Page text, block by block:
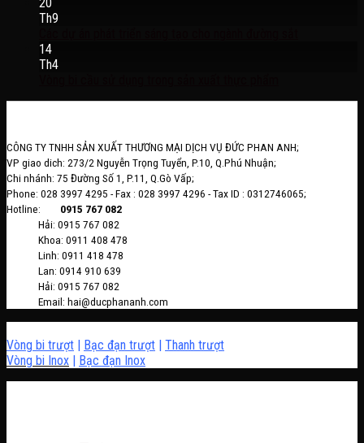
Th9
14
Th4
CÔNG TY TNHH SẢN XUẤT THƯƠNG MẠI DỊCH VỤ ĐỨC PHAN ANH;
VP giao dich: 273/2 Nguyễn Trọng Tuyển, P.10, Q.Phú Nhuận;
Chi nhánh: 75 Đường Số 1, P.11, Q.Gò Vấp;
Phone: 028 3997 4295 - Fax : 028 3997 4296 - Tax ID : 0312746065;
Hotline:
0915 767 082
Hải: 0915 767 082
Khoa: 0911 408 478
Linh: 0911 418 478
Lan: 0914 910 639
Hải: 0915 767 082
Email: hai@ducphananh.com
Vòng bi trượt | Bạc đạn trượt | Thanh trượt
Vòng bi Inox | Bạc đạn Inox